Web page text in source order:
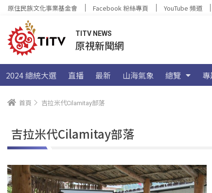
原住民族文化事業基金會 Facebook 粉絲專頁 YouTube 頻道
TITV NEWS
原視新聞網
2024 總統大選 直播 最新 山海氣象 總覽
首頁 吉拉米代Cilamitay部落
吉拉米代Cilamitay部落